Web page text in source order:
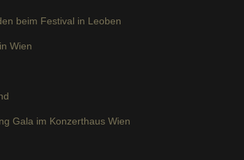
beim Festival in Leoben
Wien
Gala im Konzerthaus Wien